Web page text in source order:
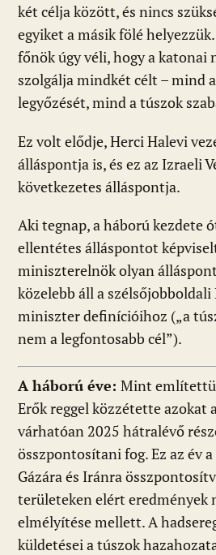
két célja között, és nincs
egyiket a másik fölé
főnök úgy véli, hogy a katonai
szolgálja mindkét célt – mind
legyőzését, mind a túszok
Ez volt elődje, Herci Halevi
álláspontja is, és ez az Izraeli
következetes álláspontja.
Aki tegnap, a háború kezdete
ellentétes álláspontot
miniszterelnök olyan
közelebb áll a
miniszter definícióihoz („a
nem a legfontosabb cél”).
A háború éve: Mint
Erők reggel közzétette azokat
várhatóan 2025 hátralévő
összpontosítani fog. Ez az év
Gázára és Iránra
területeken elért eredmények
elmélyítése mellett. A
küldetései a túszok